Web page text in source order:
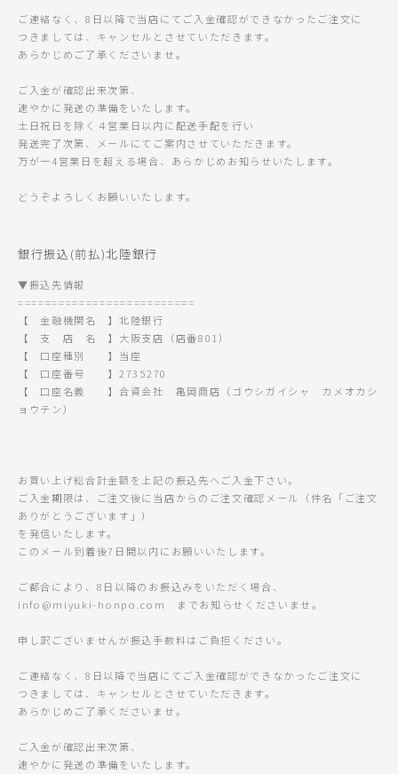
ご連絡なく、8日以降で当店にてご入金確認ができなかったご注文に
つきましては、キャンセルとさせていただきます。
あらかじめご了承くださいませ。
ご入金が確認出来次第、
速やかに発送の準備をいたします。
土日祝日を除く４営業日以内に配送手配を行い
発送完了次第、メールにてご案内させていただきます。
万が一4営業日を超える場合、あらかじめお知らせいたします。
どうぞよろしくお願いいたします。
銀行振込(前払)北陸銀行
▼振込先情報
==========================
【 金融機関名 】北陸銀行
【 支 店 名 】大阪支店（店番801）
【 口座種別 】当座
【 口座番号 】2735270
【 口座名義 】合資会社 亀岡商店（ゴウシガイシャ カメオカシ
ョウテン）
お買い上げ総合計金額を上記の振込先へご入金下さい。
ご入金期限は、ご注文後に当店からのご注文確認メール（件名「ご注文
ありがとうございます」）
を発信いたします。
このメール到着後7日間以内にお願いいたします。
ご都合により、8日以降のお振込みをいただく場合、
info@miyuki-honpo.com までお知らせくださいませ。
申し訳ございませんが振込手数料はご負担ください。
ご連絡なく、8日以降で当店にてご入金確認ができなかったご注文に
つきましては、キャンセルとさせていただきます。
あらかじめご了承くださいませ。
ご入金が確認出来次第、
速やかに発送の準備をいたします。